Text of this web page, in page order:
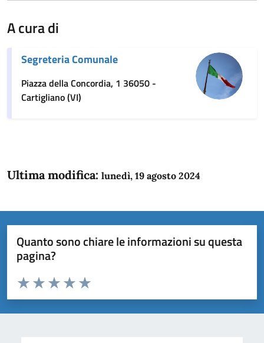
A cura di
Segreteria Comunale
Piazza della Concordia, 1 36050 -
Cartigliano (VI)
Ultima modifica: lunedì, 19 agosto 2024
Quanto sono chiare le informazioni su questa
pagina?
Domanda
Valuta da 1 a 5 stelle la pagina
Valuta 5 stelle su 5
Valuta 4 stelle su 5
Valuta 3 stelle su 5
Valuta 2 stelle su 5
Valuta 1 stelle su 5